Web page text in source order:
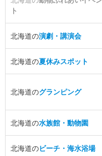
ト
北海道の演劇・講演会
北海道の夏休みスポット
北海道のグランピング
北海道の水族館・動物園
北海道のビーチ・海水浴場